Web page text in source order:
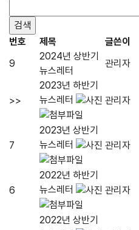
번호 제목 글쓴이
9
2024년 상반기
뉴스레터
관리자
>>
2023년 하반기
뉴스레터
관리자
7
2023년 상반기
뉴스레터
관리자
6
2022년 하반기
뉴스레터
관리자
2022년 상반기